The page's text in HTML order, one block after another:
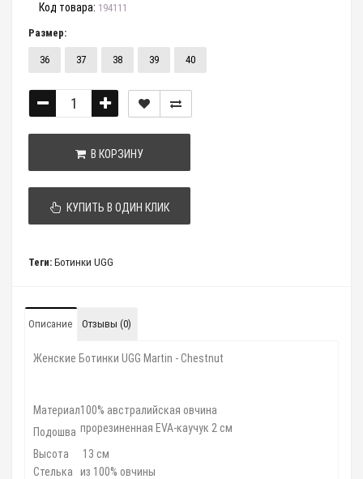
Код товара: 194111
Размер:
36 37 38 39 40
В КОРЗИНУ
КУПИТЬ В ОДИН КЛИК
Теги: Ботинки UGG
Описание Отзывы (0)
Женские Ботинки UGG Martin - Chestnut
Материал100% австралийская овчина
Подошва прорезиненная EVA-каучук 2 см
Высота
13 см
Стелька
из 100% овчины